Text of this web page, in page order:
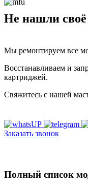
Не нашли своё
Мы ремонтируем все
Восстанавливаем и
картриджей.
Свяжитесь с нашей
Заказать звонок
Полный список